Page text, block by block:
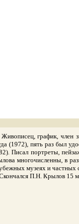
график, член
(1972), пять раз был
Писал портреты,
многочисленны, в
музеях и частных
П.Н. Крылов 15